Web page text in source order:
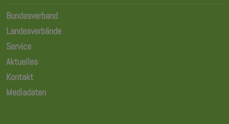
Bundesverband
Landesverbände
Service
Aktuelles
Kontakt
Mediadaten